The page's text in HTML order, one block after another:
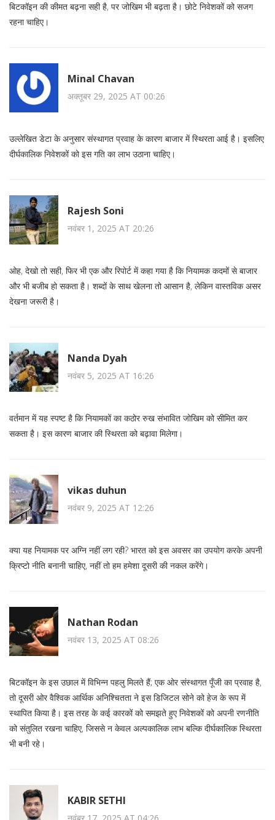
बिटकॉइन की कीमत बढ़ना सही है, पर जोखिम भी बढ़ता है। छोटे निवेशकों को सजग
रहना चाहिए।
Minal Chavan
अक्तूबर 29, 2025 AT 00:26
उल्लेखित डेटा के अनुसार संस्थागत प्रवाह के कारण बाजार में स्थिरता आई है। इसलिए
दीर्घकालिक निवेशकों को इस गति का लाभ उठाना चाहिए।
Rajesh Soni
नवंबर 1, 2025 AT 20:26
ओह, देखो तो सही, फिर भी एक और रिपोर्ट में कहा गया है कि नियामक कदमों से बाजार
और भी बजीब हो सकता है। शब्दों के साथ खेलना तो आसान है, लेकिन वास्तविक असर
देखना जरूरी है।
Nanda Dyah
नवंबर 5, 2025 AT 16:26
वर्तमान में यह स्पष्ट है कि नियामकों का कठोर रुख संभावित जोखिम को सीमित कर
सकता है। इस कारण बाजार की स्थिरता को बढ़ावा मिलेगा।
vikas duhun
नवंबर 9, 2025 AT 12:26
क्या यह नियामक पर अग्नि नहीं लग रही? भारत को इस अवसर का उपयोग करके अपनी
क्रिप्टो नीति बनानी चाहिए, नहीं तो हम हमेशा दूसरी की नकल करेंगे।
Nathan Rodan
नवंबर 13, 2025 AT 08:26
बिटकॉइन के इस उछाल में विभिन्न पहलु मिलते हैं; एक ओर संस्थागत पूँजी का प्रवाह है,
तो दूसरी ओर वैश्विक आर्थिक अनिश्चितता ने इस डिजिटल सोने को हेज के रूप में
स्थापित किया है। इस तरह के कई कारकों को समझते हुए निवेशकों को अपनी रणनीति
को संतुलित रखना चाहिए, जिससे न केवल अल्पकालिक लाभ बल्कि दीर्घकालिक स्थिरता
भी बनी रहे।
KABIR SETHI